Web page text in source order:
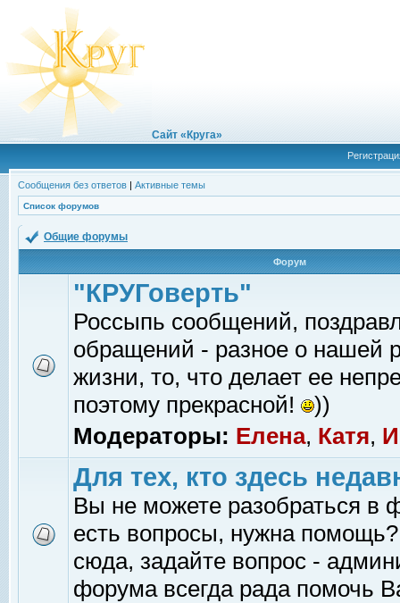
Сайт «Круга»
Сообщения без ответов | Активные темы
Список форумов
Общие форумы
Форум
"КРУГоверть"
Россыпь сообщений,
обращений - разное о нашей
жизни, то, что делает ее
поэтому прекрасной!
))
Модераторы: Елена, Катя,
Для тех, кто здесь
Вы не можете разобраться в
есть вопросы, нужна помощь?
сюда, задайте вопрос -
форума всегда рада помочь